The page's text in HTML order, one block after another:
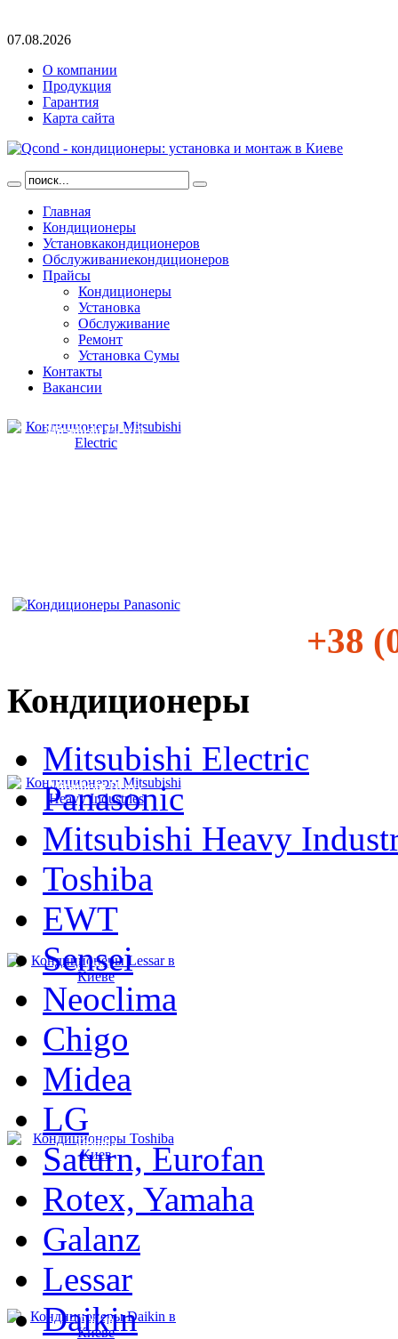
07.08.2026
О компании
Продукция
Гарантия
Карта сайта
Главная
Кондиционеры
Установкакондиционеров
Обслуживаниекондиционеров
Прайсы
Кондиционеры
Установка
Обслуживание
Ремонт
Установка Сумы
Контакты
Вакансии
Mitsubishi Electric
Mitsubishi Heavy
Lessar
Toshiba
Daikin
+38
Кондиционеры
Mitsubishi Electric
Panasonic
Mitsubishi Heavy
Toshiba
EWT
Sensei
Neoclima
Chigo
Midea
LG
Saturn, Eurofan
Rotex, Yamaha
Galanz
Lessar
Daikin